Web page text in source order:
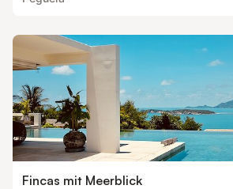
Fincas mit Meerblick